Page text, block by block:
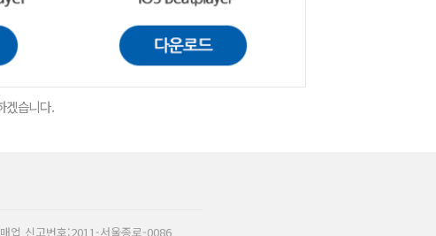
겠습니다.
업 신고번호:2011-서울종로-0086